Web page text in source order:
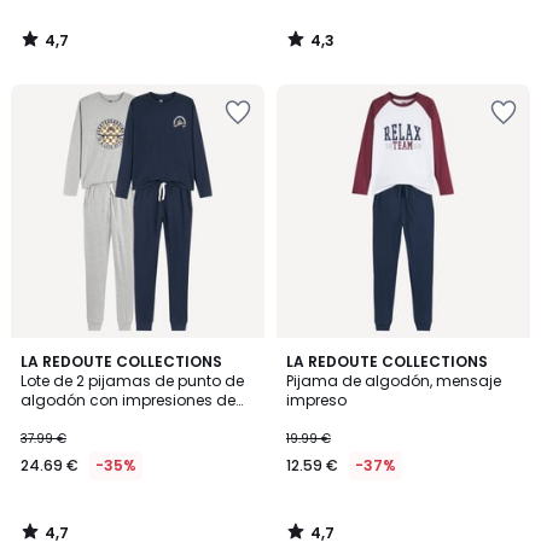
4,7
/
4,3
/
LA REDOUTE COLLECTIONS
Lote de 2 pijamas de punto de
algodón con impresiones de
37.99 €
24.69 € -35%
4,7
/ 5
4,7
/
LA REDOUTE COLLECTIONS
Pijama de algodón, mensaje
impreso
19.99 €
12.59 € -37%
4,7
/ 5
4,7
/